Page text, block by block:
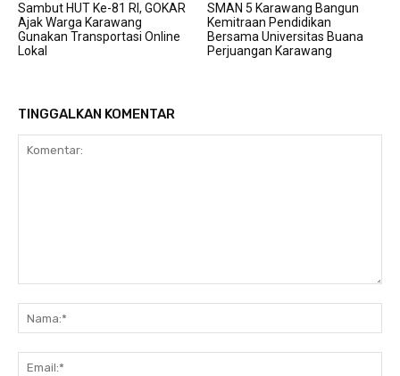
Sambut HUT Ke-81 RI, GOKAR
Ajak Warga Karawang
Gunakan Transportasi Online
Lokal
SMAN 5 Karawang Bangun
Kemitraan Pendidikan
Bersama Universitas Buana
Perjuangan Karawang
TINGGALKAN KOMENTAR